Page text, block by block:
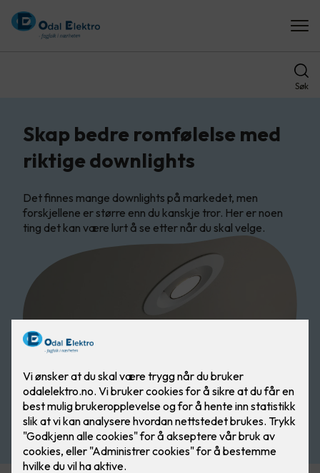
Søk
Skap bedre romfølelse med
riktige downlights
Det finnes mange downlights på markedet, men
forskjellene er større enn du kanskje tror. Her er noen
ting det kan være lurt å se etter når du skal velge.